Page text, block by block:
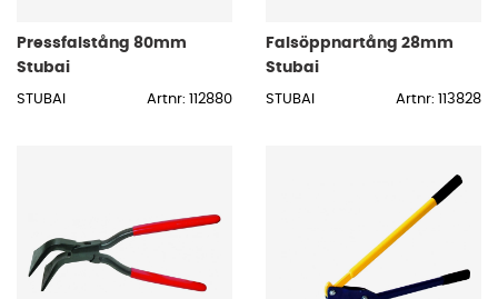
Pressfalstång 80mm
Stubai
STUBAI Artnr: 112880
Falsöppnartång 28mm
Stubai
STUBAI Artnr: 113828